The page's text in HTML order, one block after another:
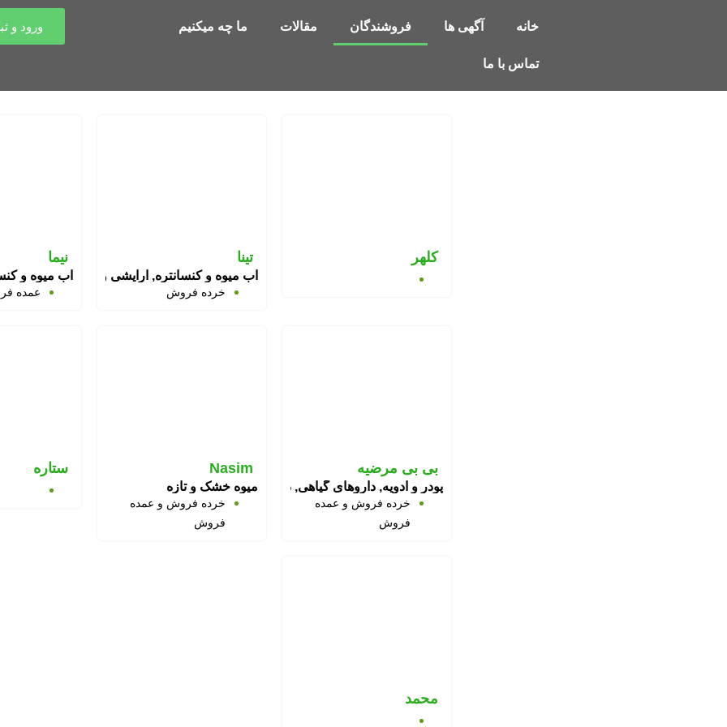
خانه آگهی ها فروشندگان مقالات ما چه میکنیم
تماس با ما
ورود و
کلهر تینا
آب میوه و کنسانتره, آرایشی و بهداشتی, آفت
خرده فروش
نیما
آب میوه و
عمده
بی بی مرضیه
پودر و ادویه, داروهای گیاهی, دمنوش
خرده فروش و عمده
فروش
Nasim
میوه خشک و تازه
خرده فروش و عمده
فروش
ستاره
محمد